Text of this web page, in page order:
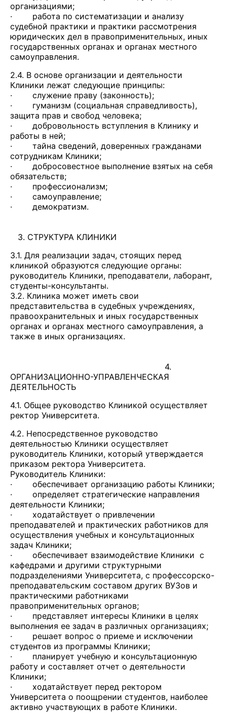
организациями;
· работа по систематизации и анализу
судебной практики и практики рассмотрения
юридических дел в правоприменительных, иных
государственных органах и органах местного
самоуправления.
2.4. В основе организации и деятельности
Клиники лежат следующие принципы:
· служение праву (законность);
· гуманизм (социальная справедливость),
защита прав и свобод человека;
· добровольность вступления в Клинику и
работы в ней;
· тайна сведений, доверенных гражданами
сотрудникам Клиники;
· добросовестное выполнение взятых на себя
обязательств;
· профессионализм;
· самоуправление;
· демократизм.
3. СТРУКТУРА КЛИНИКИ
3.1. Для реализации задач, стоящих перед
клиникой образуются следующие органы:
руководитель Клиники, преподаватели, лаборант,
студенты-консультанты.
3.2. Клиника может иметь свои
представительства в судебных учреждениях,
правоохранительных и иных государственных
органах и органах местного самоуправления, а
также в иных организациях.
4.
ОРГАНИЗАЦИОННО-УПРАВЛЕНЧЕСКАЯ
ДЕЯТЕЛЬНОСТЬ
4.1. Общее руководство Клиникой осуществляет
ректор Университета.
4.2. Непосредственное руководство
деятельностью Клиники осуществляет
руководитель Клиники, который утверждается
приказом ректора Университета.
Руководитель Клиники:
· обеспечивает организацию работы Клиники;
· определяет стратегические направления
деятельности Клиники;
· ходатайствует о привлечении
преподавателей и практических работников для
осуществления учебных и консультационных
задач Клиники;
· обеспечивает взаимодействие Клиники с
кафедрами и другими структурными
подразделениями Университета, с профессорско-
преподавательским составом других ВУЗов и
практическими работниками
правоприменительных органов;
· представляет интересы Клиники в целях
выполнения ее задач в различных организациях;
· решает вопрос о приеме и исключении
студентов из программы Клиники;
· планирует учебную и консультационную
работу и составляет отчет о деятельности
Клиники;
· ходатайствует перед ректором
Университета о поощрении студентов, наиболее
активно участвующих в работе Клиники.